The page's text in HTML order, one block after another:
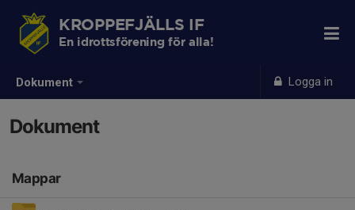
Dokument Logga in
KROPPEFJÄLLS IF
En idrottsförening för alla!
Dokument
Mappar